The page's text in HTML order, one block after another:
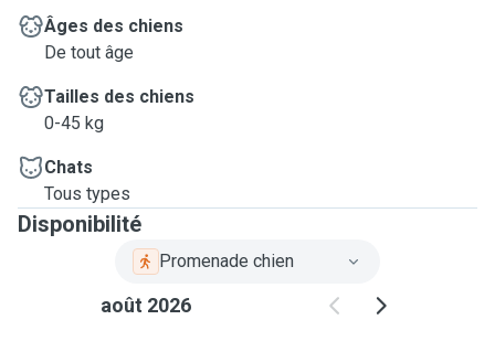
Âges des chiens
De tout âge
Tailles des chiens
0-45 kg
Chats
Tous types
Disponibilité
Promenade chien
août 2026